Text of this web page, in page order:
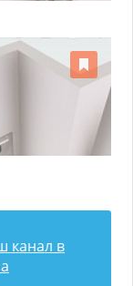
канал в